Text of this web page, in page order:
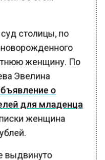
столицы, по
женщину. По
Эвелина
о
для младенца
женщина
выдвинуто